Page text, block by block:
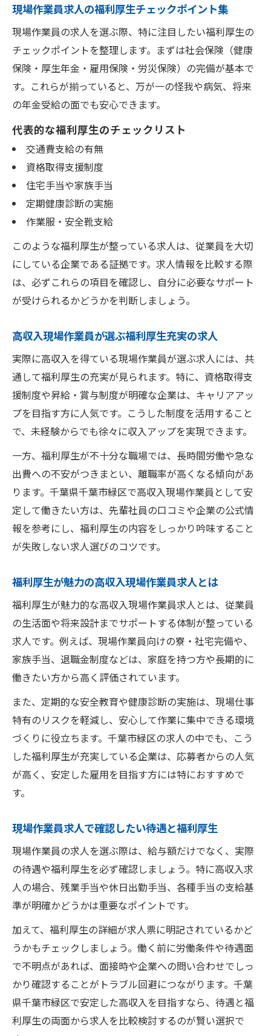
現場作業員求人の福利厚生チェックポイント集
現場作業員の求人を選ぶ際、特に注目したい福利厚生の
チェックポイントを整理します。まずは社会保険（健康
保険・厚生年金・雇用保険・労災保険）の完備が基本で
す。これらが揃っていると、万が一の怪我や病気、将来
の年金受給の面でも安心できます。
代表的な福利厚生のチェックリスト
交通費支給の有無
資格取得支援制度
住宅手当や家族手当
定期健康診断の実施
作業服・安全靴支給
このような福利厚生が整っている求人は、従業員を大切
にしている企業である証拠です。求人情報を比較する際
は、必ずこれらの項目を確認し、自分に必要なサポート
が受けられるかどうかを判断しましょう。
高収入現場作業員が選ぶ福利厚生充実の求人
実際に高収入を得ている現場作業員が選ぶ求人には、共
通して福利厚生の充実が見られます。特に、資格取得支
援制度や昇給・賞与制度が明確な企業は、キャリアアッ
プを目指す方に人気です。こうした制度を活用すること
で、未経験からでも徐々に収入アップを実現できます。
一方、福利厚生が不十分な職場では、長時間労働や急な
出費への不安がつきまとい、離職率が高くなる傾向があ
ります。千葉県千葉市緑区で高収入現場作業員として安
定して働きたい方は、先輩社員の口コミや企業の公式情
報を参考にし、福利厚生の内容をしっかり吟味すること
が失敗しない求人選びのコツです。
福利厚生が魅力の高収入現場作業員求人とは
福利厚生が魅力的な高収入現場作業員求人とは、従業員
の生活面や将来設計までサポートする体制が整っている
求人です。例えば、現場作業員向けの寮・社宅完備や、
家族手当、退職金制度などは、家庭を持つ方や長期的に
働きたい方から高く評価されています。
また、定期的な安全教育や健康診断の実施は、現場仕事
特有のリスクを軽減し、安心して作業に集中できる環境
づくりに役立ちます。千葉市緑区の求人の中でも、こう
した福利厚生が充実している企業は、応募者からの人気
が高く、安定した雇用を目指す方には特におすすめで
す。
現場作業員求人で確認したい待遇と福利厚生
現場作業員の求人を選ぶ際は、給与額だけでなく、実際
の待遇や福利厚生を必ず確認しましょう。特に高収入求
人の場合、残業手当や休日出勤手当、各種手当の支給基
準が明確かどうかは重要なポイントです。
加えて、福利厚生の詳細が求人票に明記されているかど
うかもチェックしましょう。働く前に労働条件や待遇面
で不明点があれば、面接時や企業への問い合わせでしっ
かり確認することがトラブル回避につながります。千葉
県千葉市緑区で安定した高収入を目指すなら、待遇と福
利厚生の両面から求人を比較検討するのが賢い選択で